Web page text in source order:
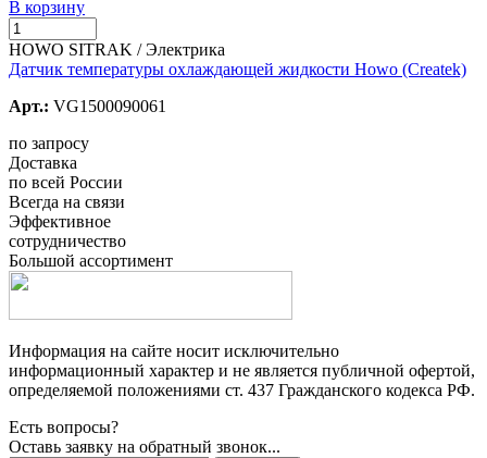
В корзину
HOWO SITRAK / Электрика
Датчик температуры охлаждающей жидкости Howo (Createk)
Арт.: VG1500090061
по запросу
Доставка
по всей России
Всегда на связи
Эффективное
сотрудничество
Большой ассортимент
Информация на сайте носит исключительно
информационный характер и не является публичной офертой,
определяемой положениями ст. 437 Гражданского кодекса РФ.
Есть вопросы?
Оставь заявку на обратный звонок...